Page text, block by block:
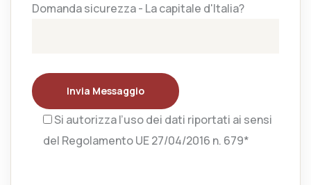
Domanda sicurezza - La capitale d'Italia?
Invia Messaggio
Si autorizza l’uso dei dati riportati ai sensi
del Regolamento UE 27/04/2016 n. 679*